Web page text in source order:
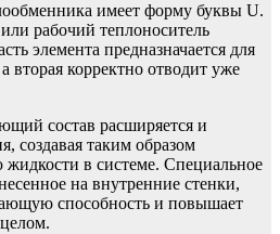
имеет форму буквы U.
рабочий теплоноситель
элемента предназначается для
вторая корректно отводит уже
состав расширяется и
создавая таким образом
в системе. Специальное
на внутренние стенки,
способность и повышает